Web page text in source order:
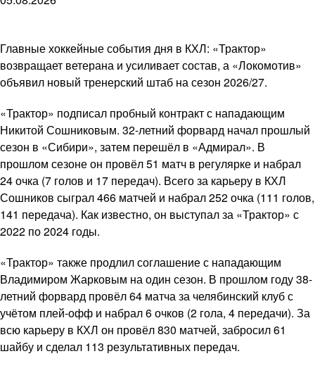
Главные хоккейные события дня в КХЛ: «Трактор»
возвращает ветерана и усиливает состав, а «Локомотив»
объявил новый тренерский штаб на сезон 2026/27.
«Трактор» подписал пробный контракт с нападающим
Никитой Сошниковым. 32-летний форвард начал прошлый
сезон в «Сибири», затем перешёл в «Адмирал». В
прошлом сезоне он провёл 51 матч в регулярке и набрал
24 очка (7 голов и 17 передач). Всего за карьеру в КХЛ
Сошников сыграл 466 матчей и набрал 252 очка (111 голов,
141 передача). Как известно, он выступал за «Трактор» с
2022 по 2024 годы.
«Трактор» также продлил соглашение с нападающим
Владимиром Жарковым на один сезон. В прошлом году 38-
летний форвард провёл 64 матча за челябинский клуб с
учётом плей-офф и набрал 6 очков (2 гола, 4 передачи). За
всю карьеру в КХЛ он провёл 830 матчей, забросил 61
шайбу и сделал 113 результативных передач.